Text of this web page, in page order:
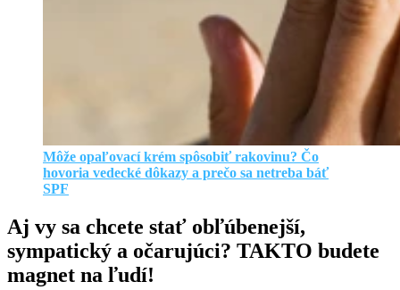
Môže opaľovací krém spôsobiť rakovinu? Čo
hovoria vedecké dôkazy a prečo sa netreba báť
SPF
Aj vy sa chcete stať obľúbenejší,
sympatický a očarujúci? TAKTO budete
magnet na ľudí!